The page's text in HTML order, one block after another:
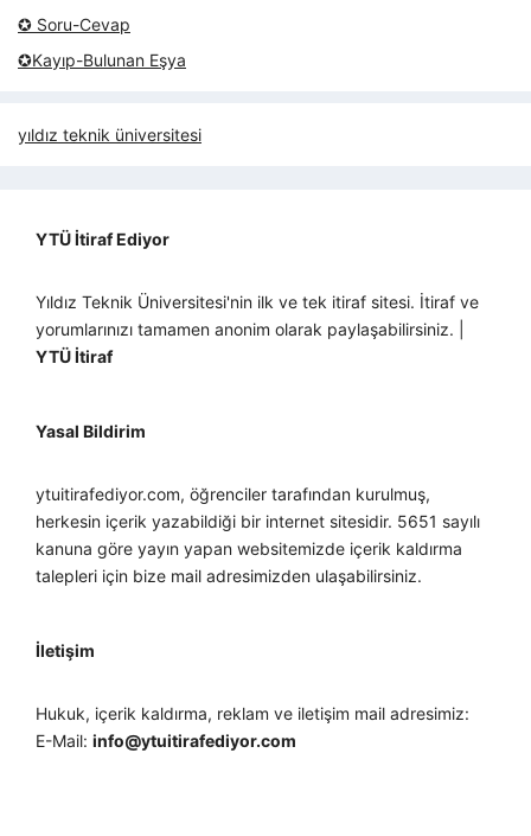
✪ Soru-Cevap
✪Kayıp-Bulunan Eşya
yıldız teknik üniversitesi
YTÜ İtiraf Ediyor
Yıldız Teknik Üniversitesi'nin ilk ve tek itiraf sitesi. İtiraf ve
yorumlarınızı tamamen anonim olarak paylaşabilirsiniz. |
YTÜ İtiraf
Yasal Bildirim
ytuitirafediyor.com, öğrenciler tarafından kurulmuş,
herkesin içerik yazabildiği bir internet sitesidir. 5651 sayılı
kanuna göre yayın yapan websitemizde içerik kaldırma
talepleri için bize mail adresimizden ulaşabilirsiniz.
İletişim
Hukuk, içerik kaldırma, reklam ve iletişim mail adresimiz:
E-Mail: info@ytuitirafediyor.com